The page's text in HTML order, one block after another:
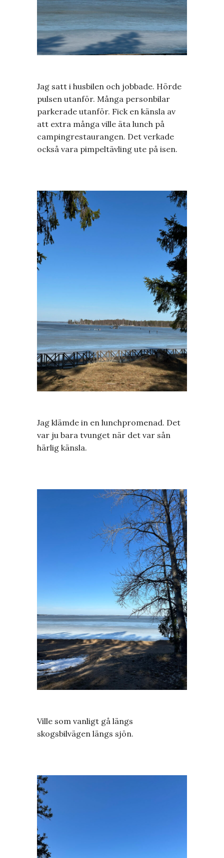
Jag satt i husbilen och jobbade. Hörde
pulsen utanför. Många personbilar
parkerade utanför. Fick en känsla av
att extra många ville äta lunch på
campingrestaurangen. Det verkade
också vara pimpeltävling ute på isen.
Jag klämde in en lunchpromenad. Det
var ju bara tvunget när det var sån
härlig känsla.
Ville som vanligt gå längs
skogsbilvägen längs sjön.